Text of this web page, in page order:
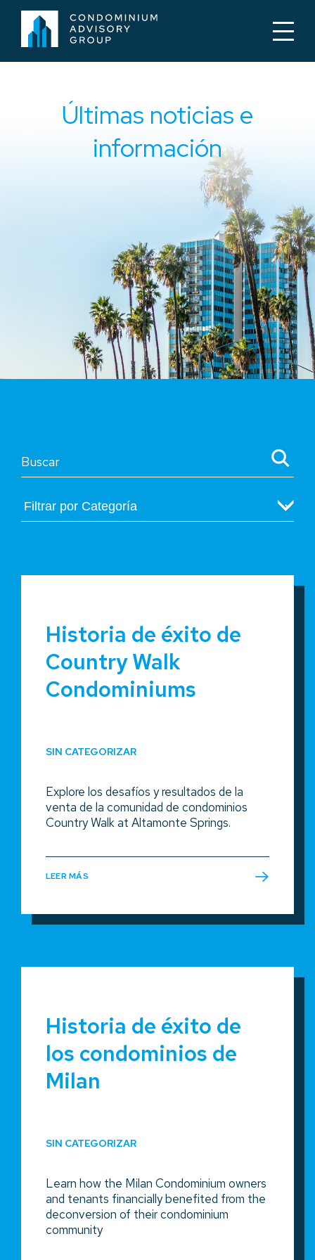
Últimas noticias e
información
Historia de éxito de
Country Walk
Condominiums
SIN CATEGORIZAR
Explore los desafíos y resultados de la
venta de la comunidad de condominios
Country Walk at Altamonte Springs.
LEER MÁS
Historia de éxito de
los condominios de
Milan
SIN CATEGORIZAR
Learn how the Milan Condominium owners
and tenants financially benefited from the
deconversion of their condominium
community